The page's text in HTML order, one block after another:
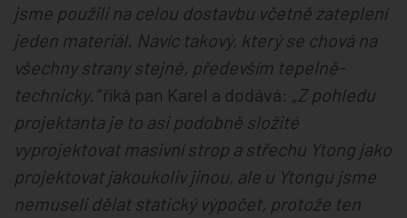
jsme použili na celou dostavbu včetně zateplení
jeden materiál. Navíc takový, který se chová na
všechny strany stejně, především tepelně-
technicky.“říká pan Karel a dodává: „Z pohledu
projektanta je to asi podobně složité
vyprojektovat masivní strop a střechu Ytong jako
projektovat jakoukoliv jinou, ale u Ytongu jsme
nemuseli dělat statický výpočet, protože ten